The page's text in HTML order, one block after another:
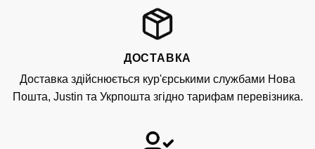
ДОСТАВКА
Доставка здійснюється кур'єрськими службами Нова
Пошта, Justin та Укрпошта згідно тарифам перевізника.